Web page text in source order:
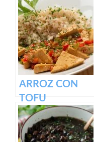
ARROZ CON
TOFU
ENCEBOLLADO
Y VERDURAS